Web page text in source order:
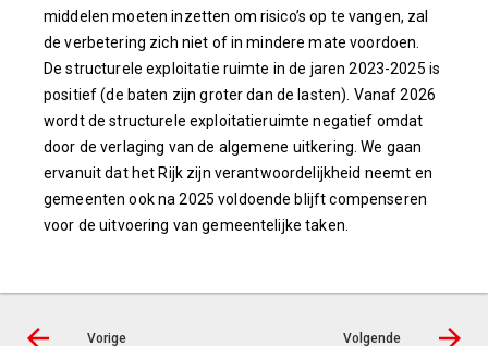
middelen moeten inzetten om risico’s op te vangen, zal
de verbetering zich niet of in mindere mate voordoen.
De structurele exploitatie ruimte in de jaren 2023-2025 is
positief (de baten zijn groter dan de lasten). Vanaf 2026
wordt de structurele exploitatieruimte negatief omdat
door de verlaging van de algemene uitkering. We gaan
ervanuit dat het Rijk zijn verantwoordelijkheid neemt en
gemeenten ook na 2025 voldoende blijft compenseren
voor de uitvoering van gemeentelijke taken.
Vorige Volgende